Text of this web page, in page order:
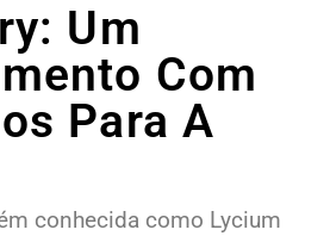
Um
Com
Para A
conhecida como Lycium